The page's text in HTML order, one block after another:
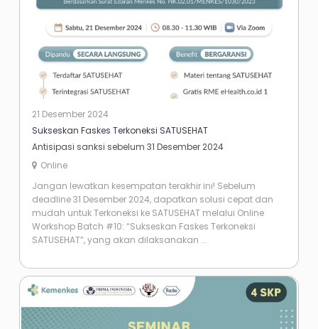
21 Desember 2024
Sukseskan Faskes Terkoneksi SATUSEHAT
Antisipasi sanksi sebelum 31 Desember 2024
Online
Jangan lewatkan kesempatan terakhir ini! Sebelum
deadline 31 Desember 2024, dapatkan solusi cepat dan
mudah untuk Terkoneksi ke SATUSEHAT melalui Online
Workshop Batch #10: “Sukseskan Faskes Terkoneksi
SATUSEHAT”, yang akan dilaksanakan ...